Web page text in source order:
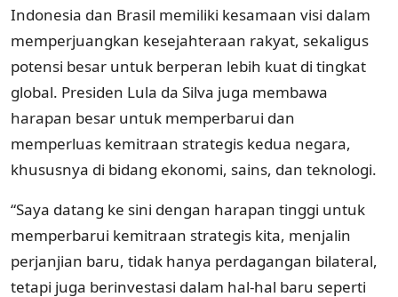
Indonesia dan Brasil memiliki kesamaan visi dalam
memperjuangkan kesejahteraan rakyat, sekaligus
potensi besar untuk berperan lebih kuat di tingkat
global. Presiden Lula da Silva juga membawa
harapan besar untuk memperbarui dan
memperluas kemitraan strategis kedua negara,
khususnya di bidang ekonomi, sains, dan teknologi.
“Saya datang ke sini dengan harapan tinggi untuk
memperbarui kemitraan strategis kita, menjalin
perjanjian baru, tidak hanya perdagangan bilateral,
tetapi juga berinvestasi dalam hal-hal baru seperti